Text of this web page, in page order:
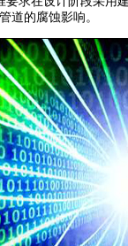
道的腐蚀影响。